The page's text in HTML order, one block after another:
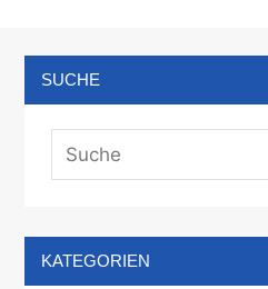
SUCHE
KATEGORIEN